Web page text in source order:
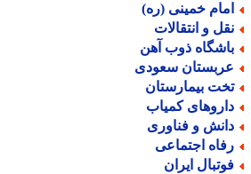
خمینی (ره)
و انتقالات
ذوب آهن
سعودی
بیمارستان
کمیاب
و فناوری
اجتماعی
ایران